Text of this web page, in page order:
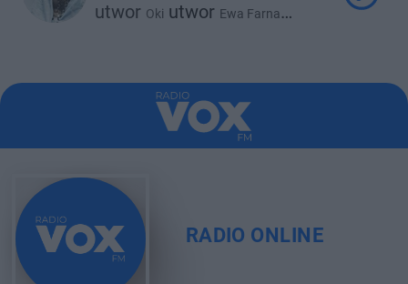
utwor Oki utwor Ewa Farna
RADIO ONLINE